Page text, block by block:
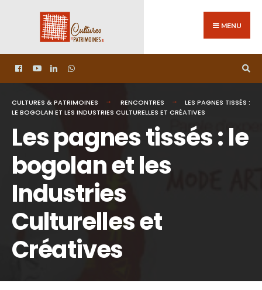
MENU
CULTURES & PATRIMOINES RENCONTRES
LES PAGNES TISSÉS :
LE BOGOLAN ET LES INDUSTRIES CULTURELLES ET CRÉATIVES
Les pagnes tissés : le
bogolan et les
Industries
Culturelles et
Créatives